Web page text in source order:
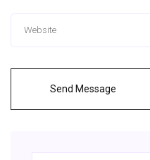
Send Message